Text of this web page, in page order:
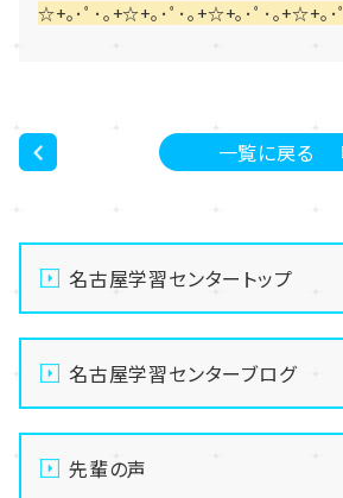
☆+｡･ﾟ･｡+☆+｡･ﾟ･｡+☆+｡･ﾟ･｡+☆+｡･ﾟ
一覧に戻る
名古屋学習センタートップ
名古屋学習センターブログ
先輩の声